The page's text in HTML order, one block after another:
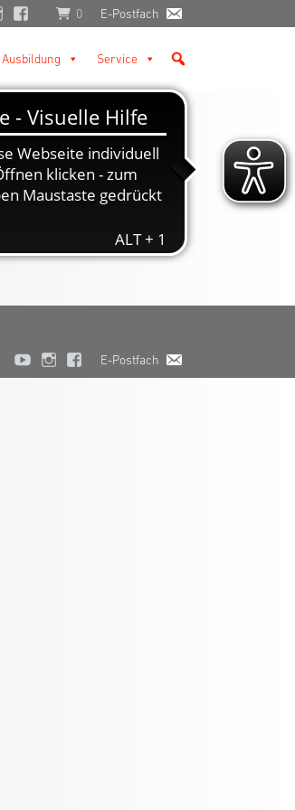
0 E-Postfach
Ausbildung Service
E-Postfach